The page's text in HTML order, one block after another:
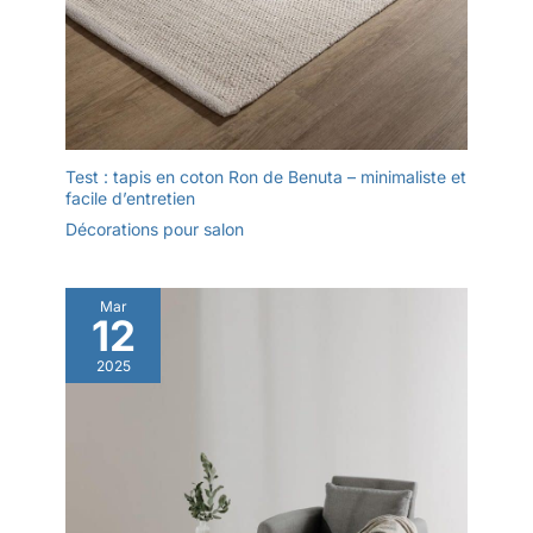
Test : tapis en coton Ron de Benuta – minimaliste et
facile d’entretien
Décorations pour salon
Mar
12
2025